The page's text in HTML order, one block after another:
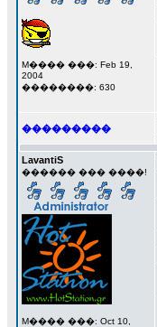
M���� ���: Feb 19,
2004
��������: 630
���������
LavantiS
������ ��� ����!
M���� ���: Oct 10,